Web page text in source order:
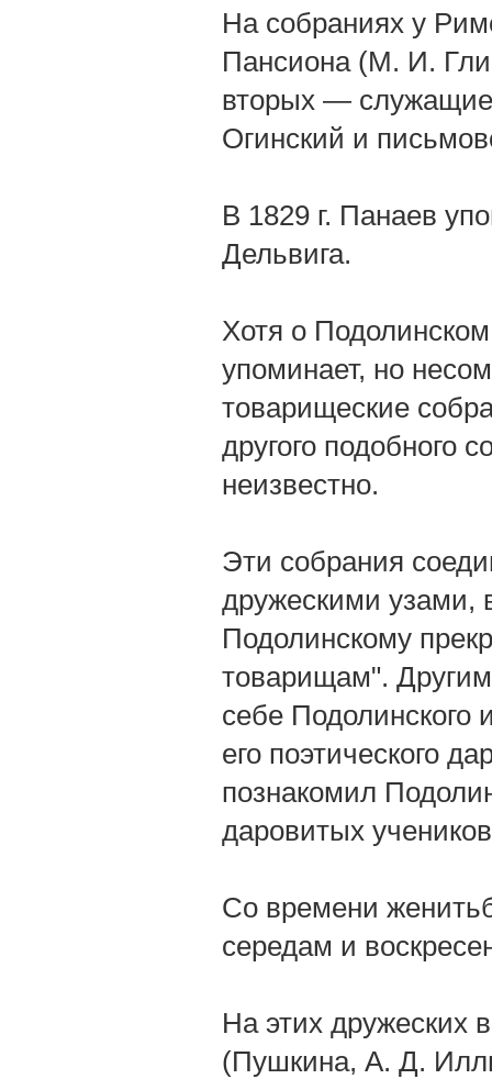
На собраниях у
Пансиона (M. И.
вторых — служащие
Огинский и
В 1829 г. Панаев
Дельвига.
Хотя о
упоминает, но
товарищеские
другого подобного
неизвестно.
Эти собрания
дружескими узами,
Подолинскому
товарищам".
себе
его поэтического
познакомил
даровитых
Со времени
середам и
На этих дружеских
(Пушкина, А. Д.